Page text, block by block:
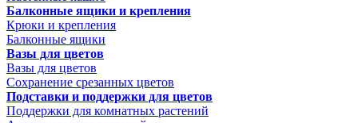
Балконные ящики и крепления
Крюки и крепления
Балконные ящики
Вазы для цветов
Вазы для цветов
Сохранение срезанных цветов
Подставки и поддержки для цветов
Поддержки для комнатных растений